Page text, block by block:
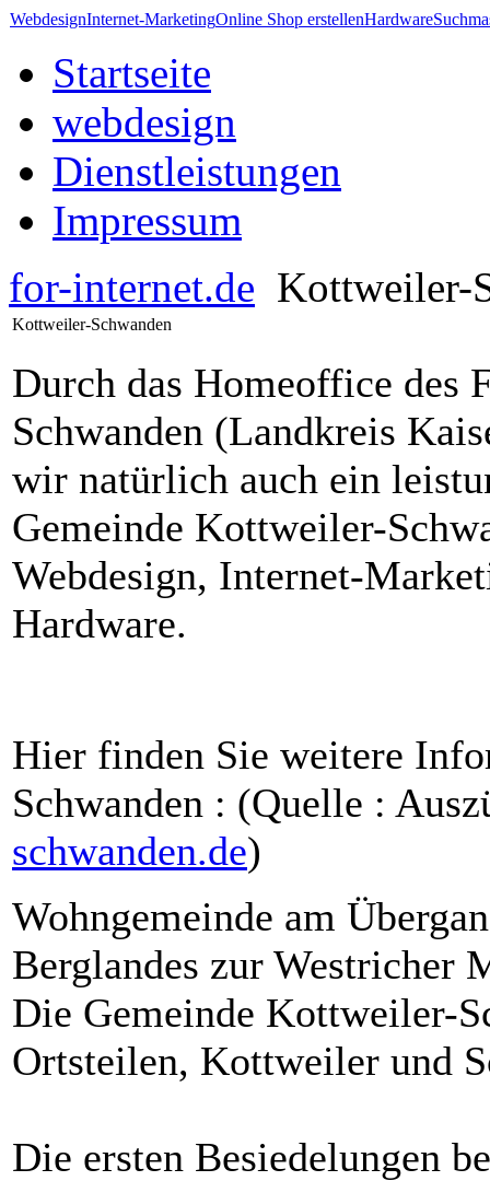
WebdesignInternet-MarketingOnline Shop erstellenHardware
Startseite
webdesign
Dienstleistungen
Impressum
for-internet.de Kottweiler-
Kottweiler-Schwanden
Durch das Homeoffice des
Schwanden (Landkreis
wir natürlich auch ein
Gemeinde Kottweiler-
Webdesign, Internet-
Hardware.
Hier finden Sie weitere
Schwanden : (Quelle :
schwanden.de)
Wohngemeinde am
Berglandes zur Westricher
Die Gemeinde Kottweiler-
Ortsteilen, Kottweiler und
Die ersten Besiedelungen